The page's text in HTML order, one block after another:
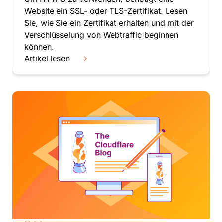
Kamerun
Kanada
Kap Verde
Kasachstan
Katar
Kenia
Kiribati
Kroatien
Kuwait
Laos, Demokratische Volksrepublik
Lesotho
Website ein SSL- oder TLS-Zertifikat. Lesen
Sie, wie Sie ein Zertifikat erhalten und mit der
Verschlüsselung von Webtraffic beginnen
können.
Artikel lesen